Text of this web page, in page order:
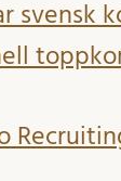
svensk